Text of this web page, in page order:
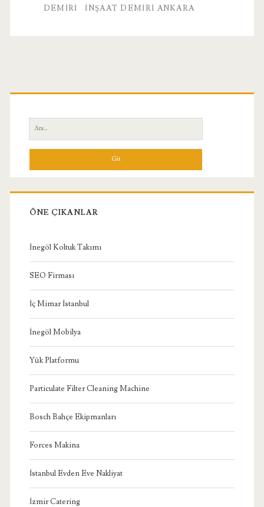
DEMIRI
INŞAAT DEMIRI ANKARA
Birincil
Yan
Menü
Ara:
ÖNE ÇIKANLAR
İnegöl Koltuk Takımı
SEO Firması
İç Mimar İstanbul
İnegöl Mobilya
Yük Platformu
Particulate Filter Cleaning Machine
Bosch Bahçe Ekipmanları
Forces Makina
İstanbul Evden Eve Nakliyat
İzmir Catering